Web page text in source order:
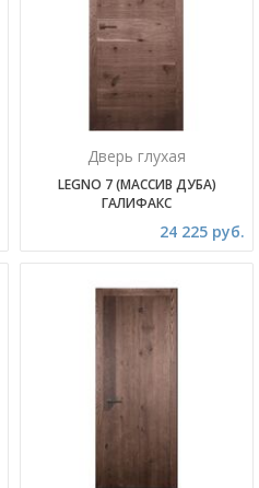
Дверь глухая
LEGNO 7 (МАССИВ ДУБА)
ГАЛИФАКС
24 225 руб.